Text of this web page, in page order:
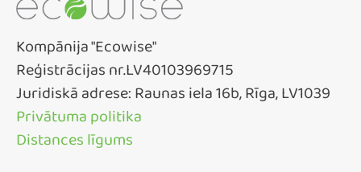
Kompānija "Ecowise"
Reģistrācijas nr.LV40103969715
Juridiskā adrese: Raunas iela 16b, Rīga, LV1039
Privātuma politika
Distances līgums